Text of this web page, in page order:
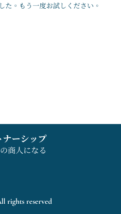
た。もう一度お試しください。
rights reserved
ナーシップ
商人になる